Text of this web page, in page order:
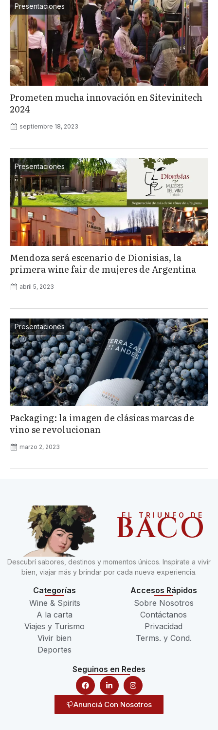
Presentaciones
Prometen mucha innovación en Sitevinitech
2024
septiembre 18, 2023
Presentaciones
Mendoza será escenario de Dionisias, la
primera wine fair de mujeres de Argentina
abril 5, 2023
Presentaciones
Packaging: la imagen de clásicas marcas de
vino se revolucionan
marzo 2, 2023
EL TRIUNFO DE
BACO
Descubrí sabores, destinos y momentos únicos. Inspirate a vivir
bien, viajar más y brindar por cada nueva experiencia.
Categorías
Wine & Spirits
A la carta
Viajes y Turismo
Vivir bien
Deportes
Accesos Rápidos
Sobre Nosotros
Contáctanos
Privacidad
Terms. y Cond.
Seguinos en Redes
Anunciá Con Nosotros